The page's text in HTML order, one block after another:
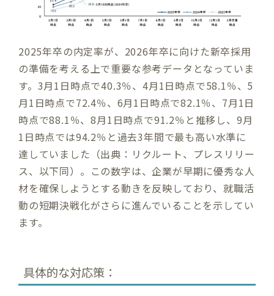
2025年卒の内定率が、2026年卒に向けた新卒採用
の準備を考える上で重要な参考データとなっていま
す。3月1日時点で40.3％、4月1日時点で58.1％、5
月1日時点で72.4％、6月1日時点で82.1％、7月1日
時点で88.1％、8月1日時点で91.2％と推移し、9月
1日時点では94.2％と過去3年間で最も高い水準に
達していました（出典：リクルート、プレスリリー
ス、以下同）。この数字は、企業が早期に優秀な人
材を確保しようとする動きを反映しており、就職活
動の短期決戦化がさらに進んでいることを示してい
ます。
具体的な対応策：